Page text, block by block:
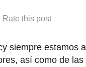
Rate this post
siempre estamos
así como de